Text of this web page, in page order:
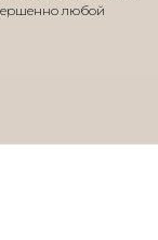
любой